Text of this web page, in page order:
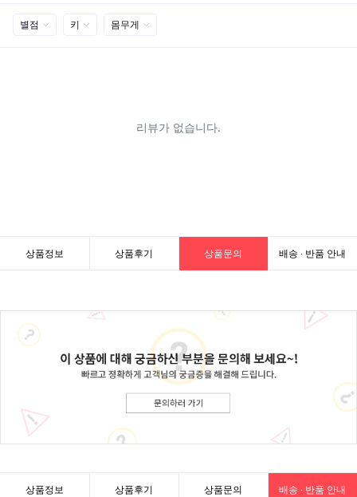
상품정보 상품후기 상품문의 배송 · 반품 안내
상품정보 상품후기 상품문의 배송 · 반품 안내